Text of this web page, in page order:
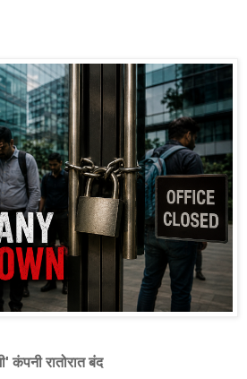
कंपनी रातोरात बंद